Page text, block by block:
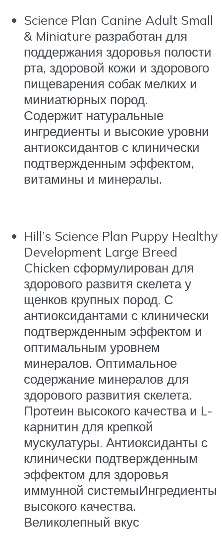
Science Plan Canine Adult Small
& Miniature разработан для
поддержания здоровья полости
рта, здоровой кожи и здорового
пищеварения собак мелких и
миниатюрных пород.
Содержит натуральные
ингредиенты и высокие уровни
антиоксидантов с клинически
подтвержденным эффектом,
витамины и минералы.
Hill’s Science Plan Puppy Healthy
Development Large Breed
Chicken сформулирован для
здорового развитя скелета у
щенков крупных пород. С
антиоксидантами с клинически
подтвержденным эффектом и
оптимальным уровнем
минералов. Оптимальное
содержание минералов для
здорового развития скелета.
Протеин высокого качества и L-
карнитин для крепкой
мускулатуры. Антиоксиданты с
клинически подтвержденным
эффектом для здоровья
иммунной системыИнгредиенты
высокого качества.
Великолепный вкус